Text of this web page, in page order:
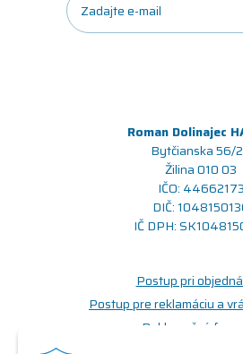
Roman Dolinajec
Bytčianska 56/
Žilina 010 03
IČO: 44662173
DIČ:
IČ DPH:
Postup pri
Postup pre reklamáciu a
Reklamačný